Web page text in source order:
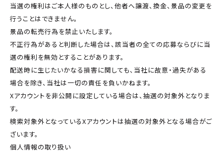
当選の権利はご本人様のものとし、他者へ譲渡、換金、景品の変更を
行うことはできません。
景品の転売行為を禁止いたします。
不正行為があると判断した場合は、該当者の全ての応募ならびに当
選の権利を無効とすることがあります。
配送時に生じたいかなる損害に関しても、当社に故意・過失がある
場合を除き、当社は一切の責任を負いかねます。
Xアカウントを非公開に設定している場合は、抽選の対象外となりま
す。
検索対象外となっているXアカウントは抽選の対象外となる場合がご
ざいます。
個人情報の取り扱い